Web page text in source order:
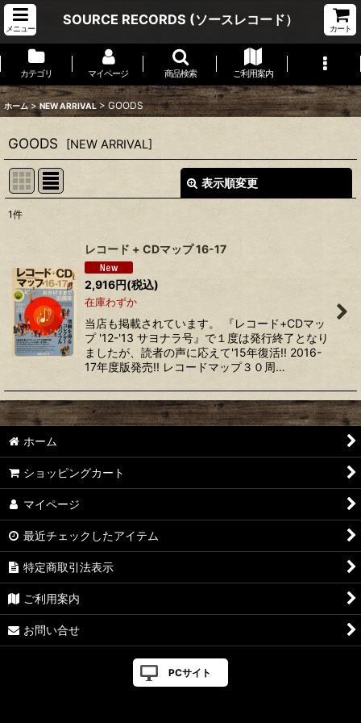
メニュー
SOURCE RECORDS (ソースレコード）
カート
カテゴリ マイページ 商品検索 ご利用案内
ホーム > NEW ARRIVAL > GOODS
GOODS [NEW ARRIVAL]
表示順変更
並び順:
絞り込む
1件
レコード + CDマップ 16-17
2,916円(税込)
在庫わずか
当店も掲載されています。 『レコード+CDマッ
プ '12-'13 サヨナラ号』で１度は発行終了となり
ましたが、読者の声に応えて'15年復活!! 2016-
17年度版発売!! レコードマップ３０周…
ホーム
ショッピングカート
マイページ
最近チェックしたアイテム
特定商取引法表示
ご利用案内
お問い合せ
PCサイト